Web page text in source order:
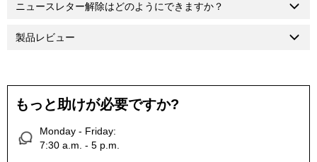
ニュースレター解除はどのようにできますか？
製品レビュー
もっと助けが必要ですか?
Monday - Friday:
7:30 a.m. - 5 p.m.